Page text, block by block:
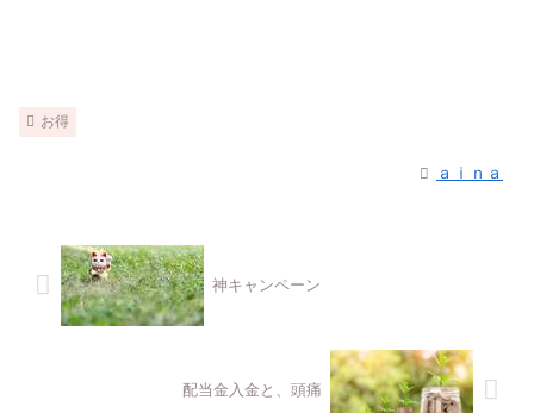
お得
ａｉｎａ
神キャンペーン
配当金入金と、頭痛